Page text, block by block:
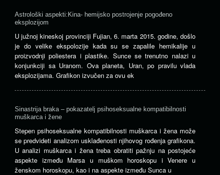
Astrološki aspekti:Kina- hemijsko postrojenje pogođeno
eksplozijom
U južnoj kineskoj provinciji Fujian, 6. marta 2015. godine, došlo
je do velike ekspolozije kada su se zapalile hemikalije u
proizvodnji poliestera i plastike. Sunce se trenutno nalazi u
konjunkciji sa Uranom. Ova planeta, Uran, po pravilu vlada
eksplozijama. Grafikon izvučen za ovu ek
Sinastrija braka – pokazatelj psihoseksualne kompatibilnosti
muškarca i žene
Stepen psihoseksualne kompatibilnosti muškarca i žena može
se predvideti analizom usklađenosti njihovog rođenja grafikona.
U analizi muškarca i žena treba obratiti pažnju na postojeće
aspekte između Marsa u muškom horoskopu i Venere u
ženskom horoskopu, kao i na aspekte između Sunca u